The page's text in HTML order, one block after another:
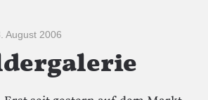
August 2006